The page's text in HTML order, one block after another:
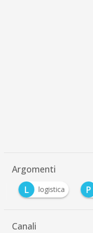
Argomenti
L
logistica P
Canali